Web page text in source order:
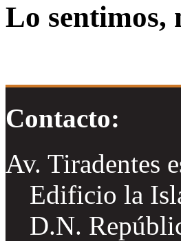
Lo sentimos,
Contacto:
Av. Tiradentes
Edificio la
D.N.